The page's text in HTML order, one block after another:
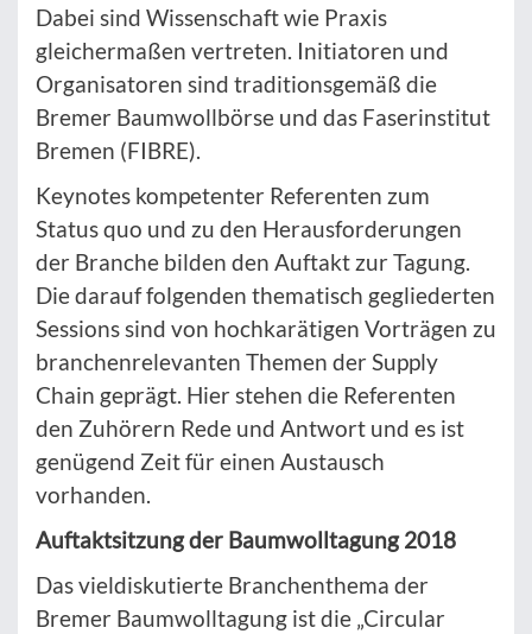
Dabei sind Wissenschaft wie Praxis
gleichermaßen vertreten. Initiatoren und
Organisatoren sind traditionsgemäß die
Bremer Baumwollbörse und das Faserinstitut
Bremen (FIBRE).
Keynotes kompetenter Referenten zum
Status quo und zu den Herausforderungen
der Branche bilden den Auftakt zur Tagung.
Die darauf folgenden thematisch gegliederten
Sessions sind von hochkarätigen Vorträgen zu
branchenrelevanten Themen der Supply
Chain geprägt. Hier stehen die Referenten
den Zuhörern Rede und Antwort und es ist
genügend Zeit für einen Austausch
vorhanden.
Auftaktsitzung der Baumwolltagung 2018
Das vieldiskutierte Branchenthema der
Bremer Baumwolltagung ist die „Circular